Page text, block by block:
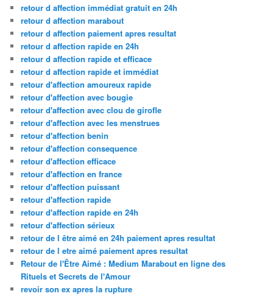
retour d affection immédiat gratuit en 24h
retour d affection marabout
retour d affection paiement apres resultat
retour d affection rapide en 24h
retour d affection rapide et efficace
retour d affection rapide et immédiat
retour d'affection amoureux rapide
retour d'affection avec bougie
retour d'affection avec clou de girofle
retour d'affection avec les menstrues
retour d'affection benin
retour d'affection consequence
retour d'affection efficace
retour d'affection en france
retour d'affection puissant
retour d'affection rapide
retour d'affection rapide en 24h
retour d'affection sérieux
retour de l être aimé en 24h paiement apres resultat
retour de l etre aimé paiement apres resultat
Retour de l'Être Aimé : Medium Marabout en ligne des
Rituels et Secrets de l'Amour
revoir son ex apres la rupture